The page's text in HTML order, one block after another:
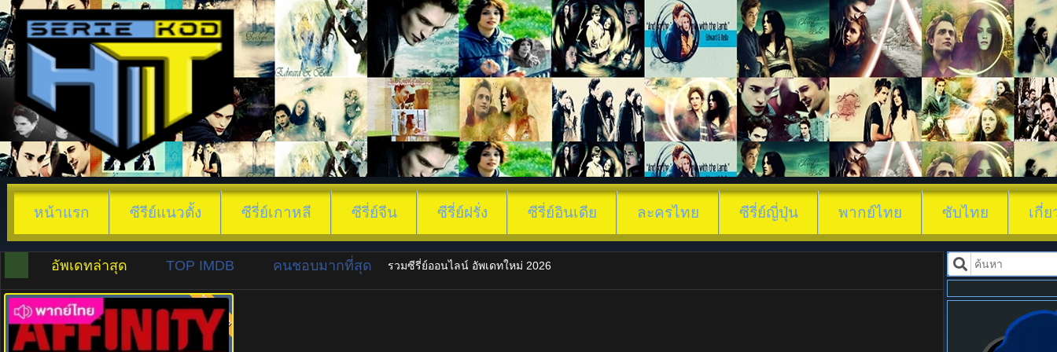
ดูซีรี่ย์ ความสัมพันธ์ซับ
หน้าแรก ซีรีย์แนวตั้ง ซีรี่ย์เกาหลี ซีรี่ย์จีน ซีรี่ย์ฝรั่ง ซีรี่ย์อินเดีย ละครไทย ซีรี่ย์ญี่ปุ่น พากย์ไทย ซับไทย เกี่ย
อัพเดทล่าสุด TOP IMDB คนชอบมากที่สุด รวมซีรี่ย์ออนไลน์ อัพเดทใหม่ 2026
8.0 พากย์ไทย